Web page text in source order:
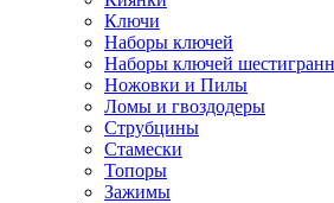
Ключи
Наборы ключей
Наборы ключей
Ножовки и Пилы
Ломы и гвоздодеры
Струбцины
Стамески
Топоры
Зажимы